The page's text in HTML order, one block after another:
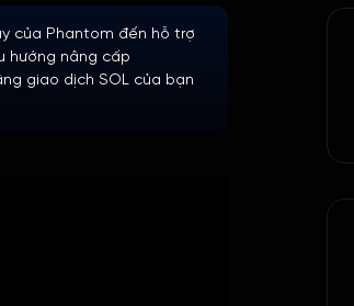
của Phantom đến hỗ trợ
hướng nâng cấp
giao dịch SOL của bạn